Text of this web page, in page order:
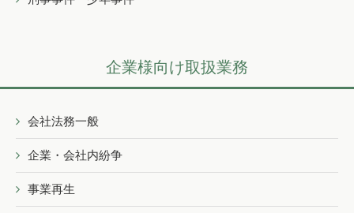
企業様向け取扱業務
会社法務一般
企業・会社内紛争
事業再生